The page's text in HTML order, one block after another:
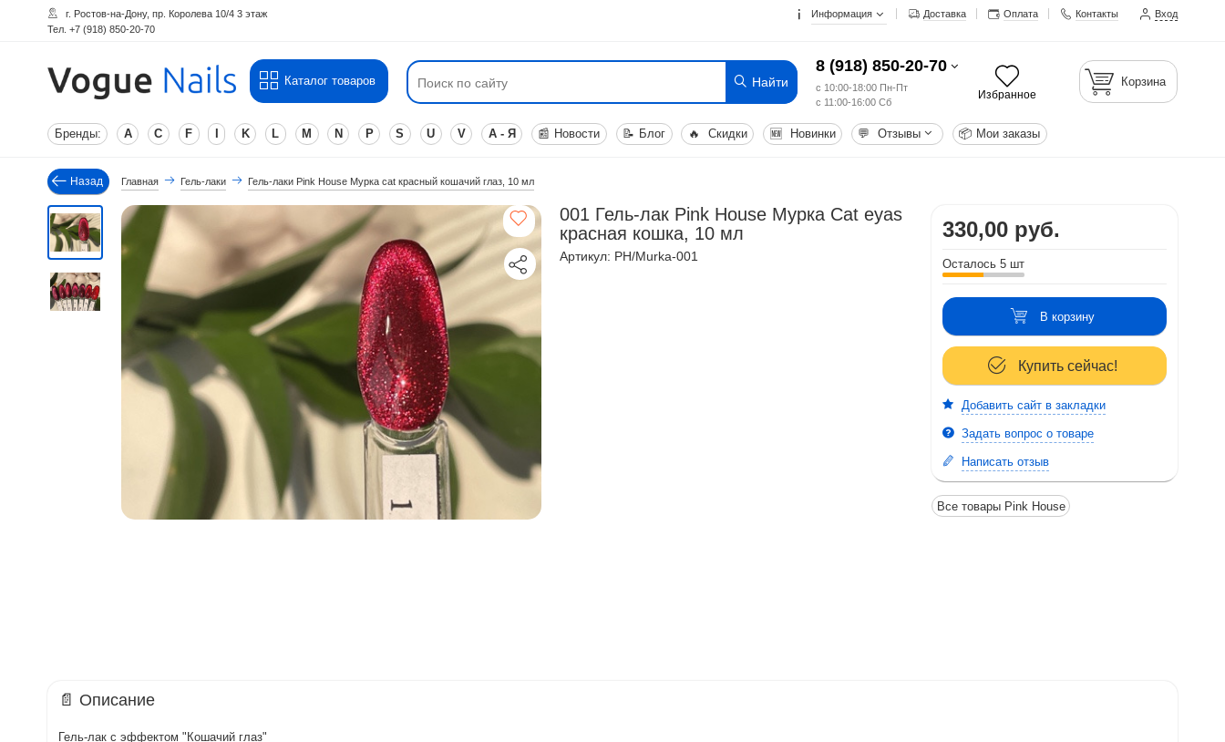
г. Ростов-на-Дону, пр. Королева 10/4 3 этаж
Тел. +7 (918) 850-20-70
Информация Доставка Оплата Контакты Вход
Каталог товаров Найти
8 (918) 850-20-70
с 10:00-18:00 Пн-Пт
с 11:00-16:00 Сб
Избранное
Корзина
Бренды: A C F K L M N P S U V А - Я 📰 Новости 📝 Блог 🔥 Скидки 🆕 Новинки 💬 Отзывы 📦 Мои заказы
Назад Главная Гель-лаки Гель-лаки Pink House Мурка cat красный кошачий глаз, 10 мл
001 Гель-лак Pink House Мурка Cat eyas
красная кошка, 10 мл
Артикул: PH/Murka-001
330,00 руб.
Осталось 5 шт
В корзину
Купить сейчас!
Добавить сайт в закладки
Задать вопрос о товаре
Написать отзыв
Все товары Pink House
📄 Описание
Гель-лак с эффектом "Кошачий глаз"